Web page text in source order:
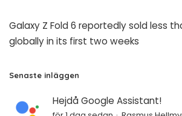
Galaxy Z Fold 6 reportedly sold less
globally in its first two weeks
Senaste inläggen
Hejdå Google Assistant!